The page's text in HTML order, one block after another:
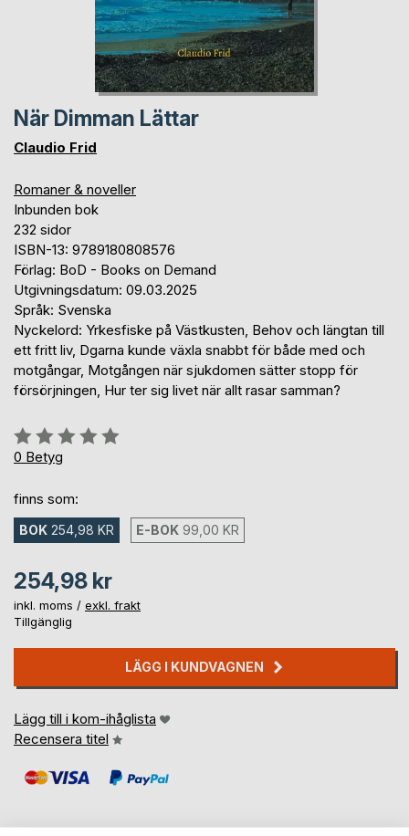
När Dimman Lättar
Claudio Frid
Romaner & noveller
Inbunden bok
232 sidor
ISBN-13: 9789180808576
Förlag: BoD - Books on Demand
Utgivningsdatum: 09.03.2025
Språk: Svenska
Nyckelord: Yrkesfiske på Västkusten, Behov och längtan till
ett fritt liv, Dgarna kunde växla snabbt för både med och
motgångar, Motgången när sjukdomen sätter stopp för
försörjningen, Hur ter sig livet när allt rasar samman?
Betyg::
0%
0 Betyg
finns som:
BOK 254,98 KR E-BOK 99,00 KR
254,98 kr
inkl. moms / exkl. frakt
Tillgänglig
LÄGG I KUNDVAGNEN
Lägg till i kom-ihåglista
Recensera titel